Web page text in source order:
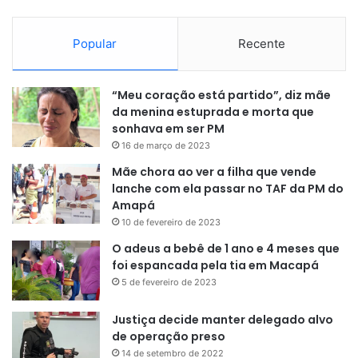
direito.Mesmo longe das condições físicas ideais, ele
marcou dois gols, o Brasil caiu para a Bélgica e Neymar
saiu marcado pelas quedas e reações consideradas
exageradas às faltas sofridas nos jogos.
Em 2022, Neymar poderia até sair como herói. Depois de
ficar fora do time por se machucar na fase de
grupos, voltou mas quartas de final contra a Croácia e fez
um gol brilhante no início da prorrogação
O que ficou, no entanto, foi a imagem do jogador sequer
ter batido o pênalti já que o Brasil foi eliminado antes da
sua cobrança, que seria a última.
Mais do que nunca, Brasil terá
Popular Recente
“Meu coração está partido”, diz mãe
da menina estuprada e morta que
sonhava em ser PM
16 de março de 2023
Mãe chora ao ver a filha que vende
lanche com ela passar no TAF da PM do
Amapá
10 de fevereiro de 2023
O adeus a bebê de 1 ano e 4 meses que
foi espancada pela tia em Macapá
5 de fevereiro de 2023
Justiça decide manter delegado alvo
de operação preso
14 de setembro de 2022